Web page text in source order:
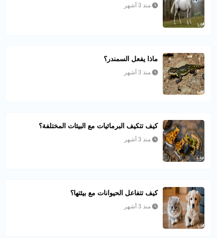
منذ 3 أشهر
ماذا يفعل السمندر؟
منذ 3 أشهر
كيف تتكيف البرمائيات مع البيئات المختلفة؟
منذ 3 أشهر
كيف تتفاعل الحيوانات مع بيئتها؟
منذ 3 أشهر